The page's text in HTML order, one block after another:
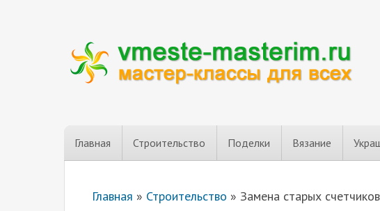
Главная Строительство Поделки Вязание
Главная » Строительство » Замена старых